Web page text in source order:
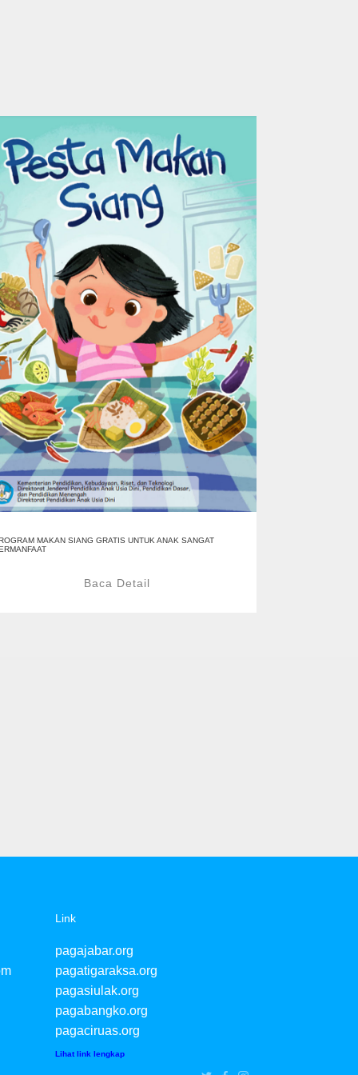
MAKAN SIANG GRATIS UNTUK ANAK SANGAT
Baca Detail
Link
pagajabar.org
pagatigaraksa.org
pagasiulak.org
pagabangko.org
pagaciruas.org
Lihat link lengkap